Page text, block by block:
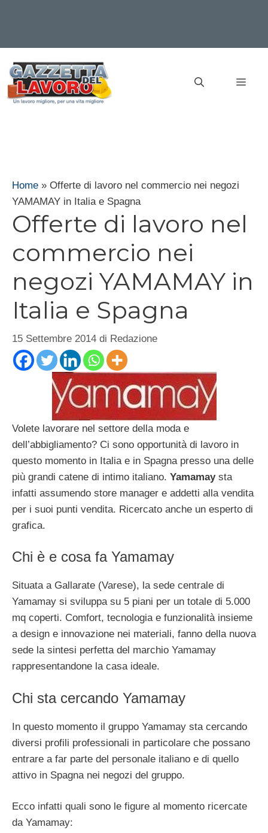
contenuto
Home » Offerte di lavoro nel commercio nei negozi
YAMAMAY in Italia e Spagna
Offerte di lavoro nel
commercio nei
negozi YAMAMAY in
Italia e Spagna
15 Settembre 2014 di Redazione
Volete lavorare nel settore della moda e
dell’abbigliamento? Ci sono opportunità di lavoro in
questo momento in Italia e in Spagna presso una delle
più grandi catene di intimo italiano. Yamamaysta
infatti assumendo store manager e addetti alla vendita
per i suoi punti vendita. Ricercato anche un esperto di
grafica.
Chi è e cosa fa Yamamay
Situata a Gallarate (Varese), la sede centrale di
Yamamay si sviluppa su 5 piani per un totale di 5.000
mq coperti. Comfort, tecnologia e funzionalità insieme
a design e innovazione nei materiali, fanno della nuova
sede la sintesi perfetta del marchio Yamamay
rappresentandone la casa ideale.
Chi sta cercando Yamamay
In questo momento il gruppo Yamamay sta cercando
diversi profili professionali in particolare che possano
entrare a far parte del personale italiano e di quello
attivo in Spagna nei negozi del gruppo.
Ecco infatti quali sono le figure al momento ricercate
da Yamamay: